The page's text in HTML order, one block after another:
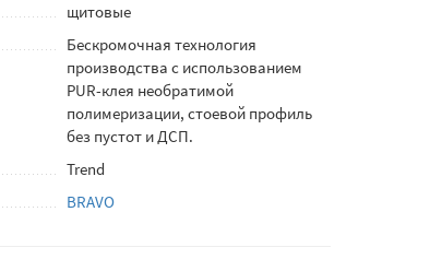
щитовые
Бескромочная технология
производства с использованием
PUR-клея необратимой
полимеризации, стоевой профиль
без пустот и ДСП.
Trend
BRAVO